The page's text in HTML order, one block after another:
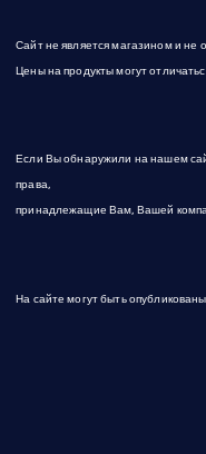
Сайт не является магазином и не
Цены на продукты могут
Если Вы обнаружили на нашем
права,
принадлежащие Вам, Вашей
На сайте могут быть